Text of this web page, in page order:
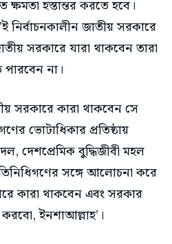
ক্ষমতা হস্তান্তর করতে হবে।
নির্বাচনকালীন জাতীয় সরকারে
সরকারে যারা থাকবেন তারা
পারবেন না।
সরকারে কারা থাকবেন সে
ভোটাধিকার প্রতিষ্ঠায়
দেশপ্রেমিক বুদ্ধিজীবী মহল
সঙ্গে আলোচনা করে
কারা থাকবেন এবং সরকার
ইনশাআল্লাহ’।